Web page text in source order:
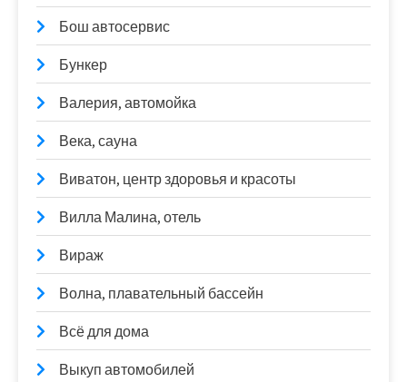
Бош автосервис
Бункер
Валерия, автомойка
Века, сауна
Виватон, центр здоровья и красоты
Вилла Малина, отель
Вираж
Волна, плавательный бассейн
Всё для дома
Выкуп автомобилей